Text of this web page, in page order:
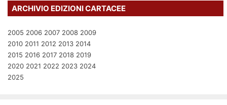
ARCHIVIO EDIZIONI CARTACEE
2005 2006 2007 2008 2009
2010 2011 2012 2013 2014
2015 2016 2017 2018 2019
2020 2021 2022 2023 2024
2025